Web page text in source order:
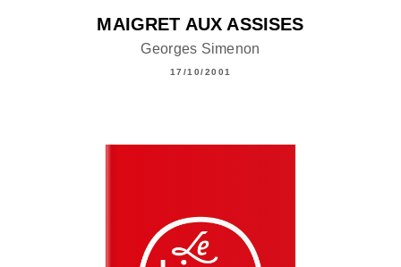
MAIGRET AUX ASSISES
Georges Simenon
17/10/2001